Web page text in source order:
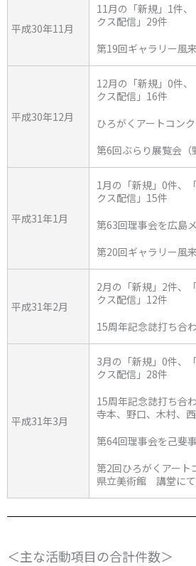
平成30年11月
11月の「新規」1件
クス配信」29件
第19回ギャラリー風来
平成30年12月
12月の「新規」0件
クス配信」16件
ひろがくアートコン
第6回ぶらり展覧会（
平成31年1月
1月の「新規」0件、
クス配信」15件
第63回理事会を広島
第20回ギャラリー風来
平成31年2月
2月の「新規」2件、
クス配信」12件
15周年記念誌打ち合
平成31年3月
3月の「新規」0件、
クス配信」28件
15周年記念誌打ち合
寺本、野口、木村、
第64回理事会を己斐
第2回ひろがくアート
県立美術館 講堂に
＜主な活動項目の合計件数＞